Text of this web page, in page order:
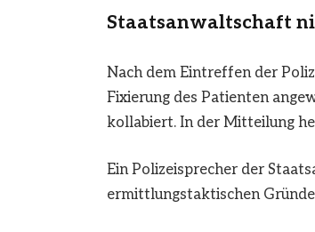
Staatsanwaltschaft
Nach dem Eintreffen der
Fixierung des Patienten
kollabiert. In der Mitteilung
Ein Polizeisprecher der
ermittlungstaktischen